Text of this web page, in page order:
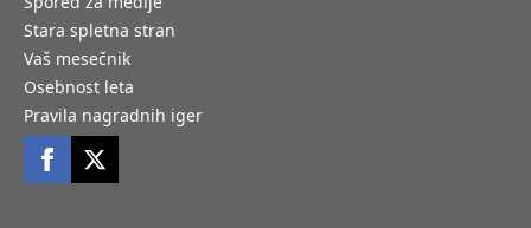
Stara spletna stran
Vaš mesečnik
Osebnost leta
Pravila nagradnih iger